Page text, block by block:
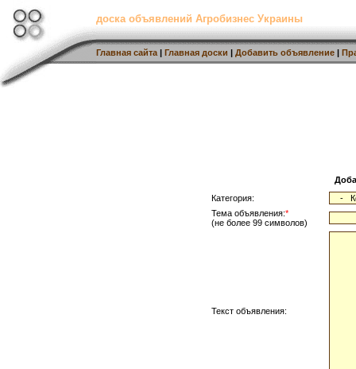
доска объявлений Агробизнес Украины
Главная сайта | Главная доски | Добавить объявление |
Категория:
Тема объявления:*
(не более 99 символов)
Текст объявления: